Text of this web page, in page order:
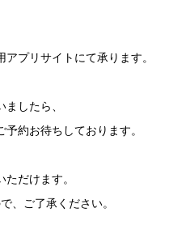
プリサイトにて承ります。
したら、
約お待ちしております。
だけます。
、ご了承ください。